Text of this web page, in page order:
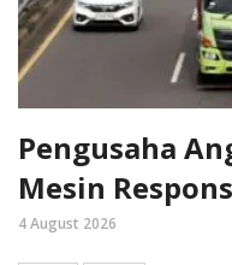
Pengusaha
Mesin
4 August 2026